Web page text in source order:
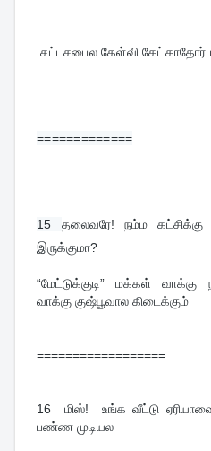
சட்டசபைல கேள்வி கேட்காதோர்
=============
15 தலைவரே! நம்ம
இருக்குமா?
“மேட்டுக்குடி” மக்கள்
வாக்கு குஷ்பூவால கிடைக்கும்
==================
16 மிஸ்! உங்க வீட்டு
பண்ண முடியல